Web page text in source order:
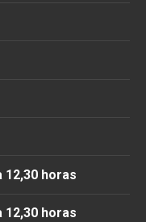
12,30 horas
12,30 horas